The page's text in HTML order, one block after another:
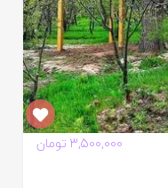
3,500,000 تومان